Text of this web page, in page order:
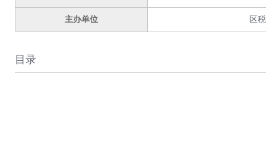
主办单位 区
目录